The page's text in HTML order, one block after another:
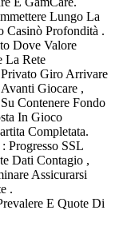
Lungo La
Casinò Profondità .
Dove Valore
La Rete
Giro Arrivare
Giocare ,
Contenere Fondo
In Gioco
Completata.
Progresso SSL
Dati Contagio ,
Assicurarsi
.
E Quote Di